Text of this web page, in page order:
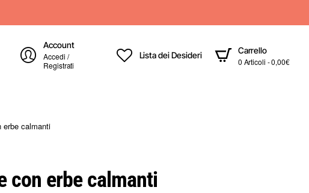
Account
Accedi /
Registrati
Lista dei Desideri
Carrello
0 Articoli - 0,00€
con erbe calmanti
calmanti